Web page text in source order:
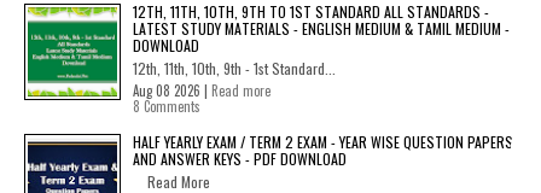
12TH, 11TH, 10TH, 9TH TO 1ST STANDARD ALL STANDARDS -
LATEST STUDY MATERIALS - ENGLISH MEDIUM & TAMIL MEDIUM -
DOWNLOAD
12th, 11th, 10th, 9th - 1st Standard...
Aug 08 2026 | Read more
8 Comments
HALF YEARLY EXAM / TERM 2 EXAM - YEAR WISE QUESTION PAPERS
AND ANSWER KEYS - PDF DOWNLOAD
Read More